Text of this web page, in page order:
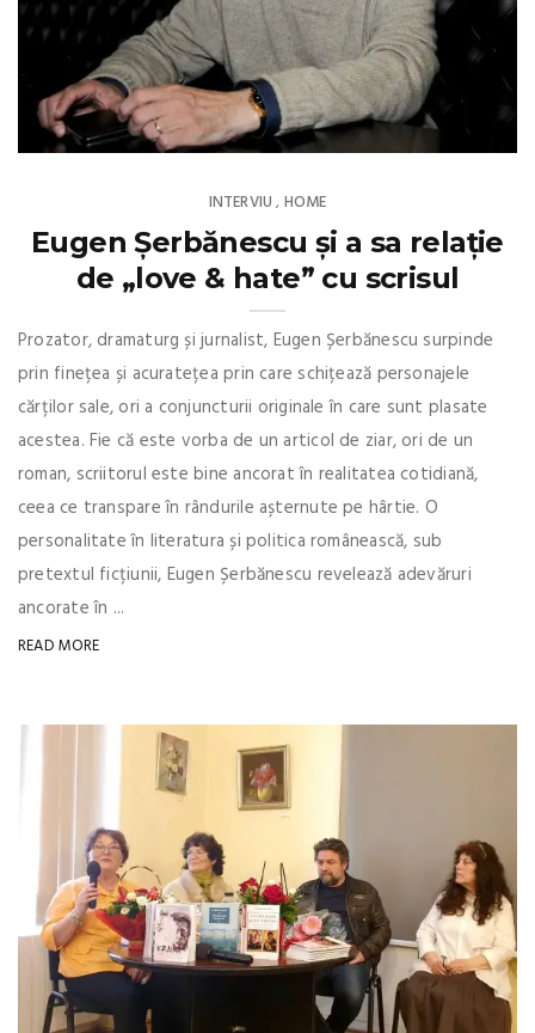
INTERVIU , HOME
Eugen Șerbănescu și a sa relație
de „love & hate” cu scrisul
Prozator, dramaturg și jurnalist, Eugen Șerbănescu surpinde
prin finețea și acuratețea prin care schițează personajele
cărților sale, ori a conjuncturii originale în care sunt plasate
acestea. Fie că este vorba de un articol de ziar, ori de un
roman, scriitorul este bine ancorat în realitatea cotidiană,
ceea ce transpare în rândurile așternute pe hârtie. O
personalitate în literatura și politica românească, sub
pretextul ficțiunii, Eugen Șerbănescu revelează adevăruri
ancorate în ...
READ MORE